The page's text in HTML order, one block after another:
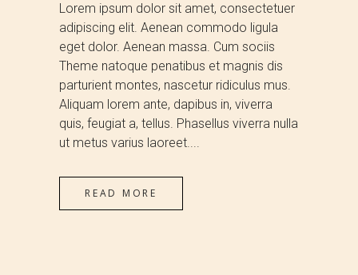
Lorem ipsum dolor sit amet, consectetuer
adipiscing elit. Aenean commodo ligula
eget dolor. Aenean massa. Cum sociis
Theme natoque penatibus et magnis dis
parturient montes, nascetur ridiculus mus.
Aliquam lorem ante, dapibus in, viverra
quis, feugiat a, tellus. Phasellus viverra nulla
ut metus varius laoreet....
READ MORE